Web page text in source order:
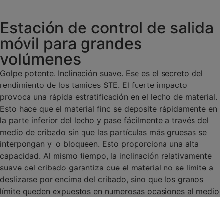
Estación de control de salida
móvil para grandes
volúmenes
Golpe potente. Inclinación suave. Ese es el secreto del
rendimiento de los tamices STE. El fuerte impacto
provoca una rápida estratificación en el lecho de material.
Esto hace que el material fino se deposite rápidamente en
la parte inferior del lecho y pase fácilmente a través del
medio de cribado sin que las partículas más gruesas se
interpongan y lo bloqueen. Esto proporciona una alta
capacidad. Al mismo tiempo, la inclinación relativamente
suave del cribado garantiza que el material no se limite a
deslizarse por encima del cribado, sino que los granos
límite queden expuestos en numerosas ocasiones al medio